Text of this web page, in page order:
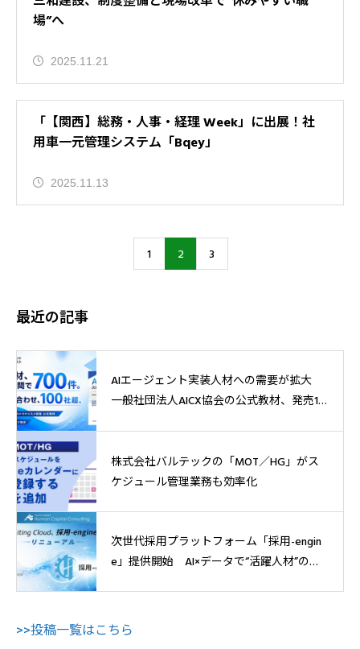
場”へ
2025.11.21
「【関西】総務・人事・経理 Week」に出展！社
用車一元管理システム「Bqey」
2025.11.13
1 2 3
最近の記事
AIエージェント実装人材への需要が拡大
一般社団法人AICX協会の公式教材、発売1
株式会社バルテックの「MOT／HG」がス
ケジュール管理業務も効率化
次世代採用プラットフォーム「採用-engin
e」提供開始 AI×データで“活躍人材”の獲
>>投稿一覧はこちら